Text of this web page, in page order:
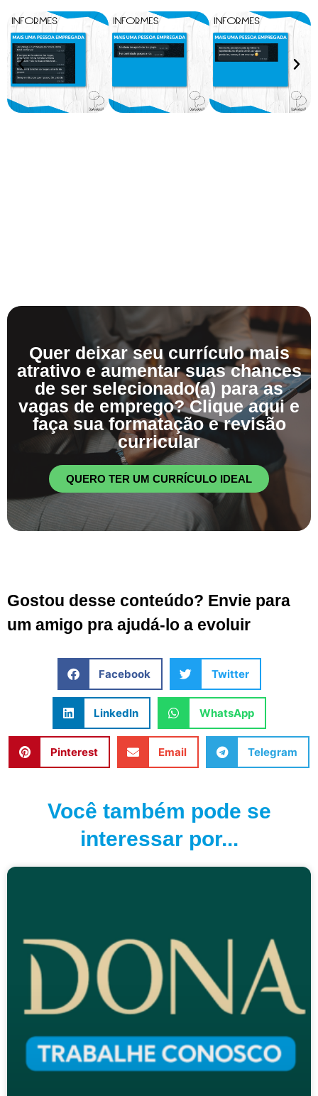
Quer deixar seu currículo mais
atrativo e aumentar suas chances
de ser selecionado(a) para as
vagas de emprego? Clique aqui e
faça sua formatação e revisão
curricular
QUERO TER UM CURRÍCULO IDEAL
Gostou desse conteúdo? Envie para
um amigo pra ajudá-lo a evoluir
Facebook Twitter
LinkedIn WhatsApp
Pinterest Email Telegram
Você também pode se
interessar por...